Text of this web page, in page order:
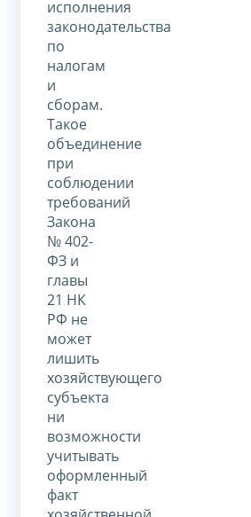
исполнения
законодательства
по
налогам
и
сборам.
Такое
объединение
при
соблюдении
требований
Закона
№ 402-
ФЗ и
главы
21 НК
РФ не
может
лишить
хозяйствующего
субъекта
ни
возможности
учитывать
оформленный
факт